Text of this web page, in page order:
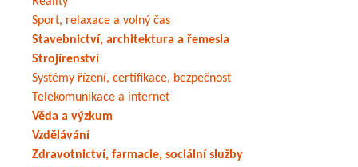
Sport, relaxace a volný čas
Stavebnictví, architektura a řemesla
Strojírenství
Systémy řízení, certifikace, bezpečnost
Telekomunikace a internet
Věda a výzkum
Vzdělávání
Zdravotnictví, farmacie, sociální služby